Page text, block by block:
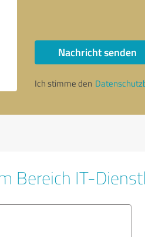
Nachricht senden
Ich stimme den
Bereich IT-